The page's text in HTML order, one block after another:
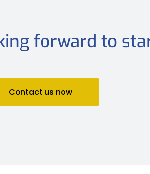
forward to
Contact us now